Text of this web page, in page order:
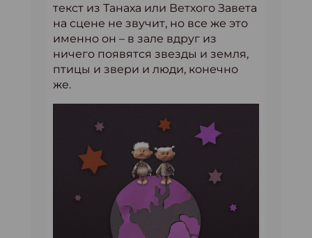
текст из Танаха или Ветхого Завета
на сцене не звучит, но все же это
именно он – в зале вдруг из
ничего появятся звезды и земля,
птицы и звери и люди, конечно
же.